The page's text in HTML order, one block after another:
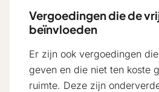
Vergoedingen die de
beïnvloeden
Er zijn ook vergoedingen
geven en die niet ten koste
ruimte. Deze zijn